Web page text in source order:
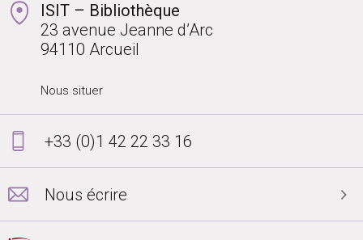
ISIT – Bibliothèque
23 avenue Jeanne d’Arc
94110 Arcueil
Nous situer
+33 (0)1 42 22 33 16
Nous écrire